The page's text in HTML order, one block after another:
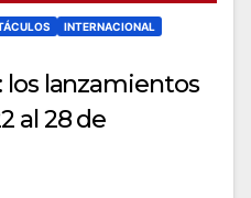
INTERNACIONAL
los lanzamientos
al 28 de